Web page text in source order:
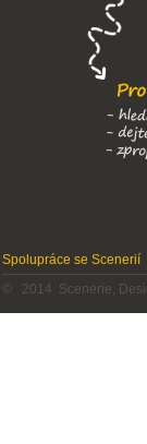
Spolupráce se Scenerií
© 2014 Scenerie,